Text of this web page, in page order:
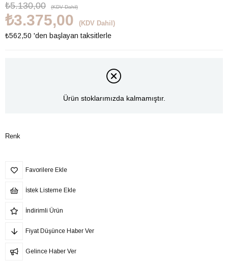
₺5.130,00 (KDV Dahil)
₺3.375,00 (KDV Dahil)
₺562,50 'den başlayan taksitlerle
Ürün stoklarımızda kalmamıştır.
Renk
Favorilere Ekle
İstek Listeme Ekle
İndirimli Ürün
Fiyat Düşünce Haber Ver
Gelince Haber Ver